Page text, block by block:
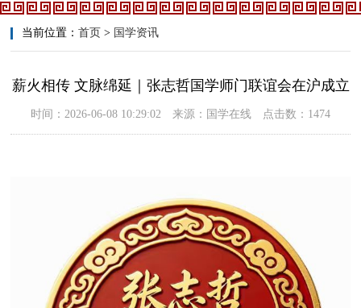
当前位置：首页 > 国学资讯
薪火相传 文脉绵延｜张志哲国学师门联谊会在沪成立
时间：2026-06-08 10:29:02 来源：国学在线 点击数：1474